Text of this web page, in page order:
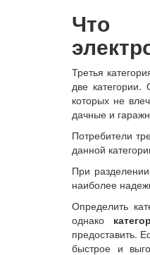
Что
Третья
две
которых не
дачные и
Потребители
данной
При
наиболее
Определить
однако
предоставить.
быстрое и